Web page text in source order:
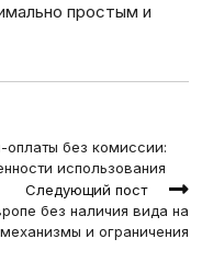
простым и
оплаты без комиссии:
использования
Следующий пост
без наличия вида на
и ограничения